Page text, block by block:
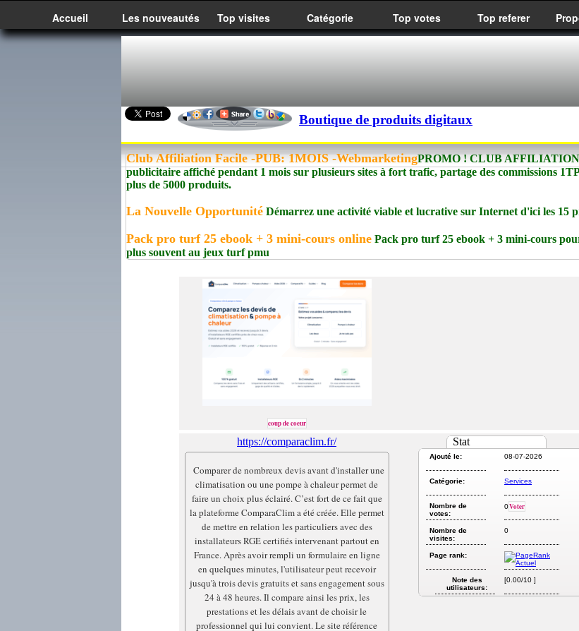
Accueil Les nouveautés Top visites Catégorie Top votes Top referer
Boutique de produits digitaux
Club Affiliation Facile -PUB: 1MOIS -WebmarketingPROMO ! CLUB
publicitaire affiché pendant 1 mois sur plusieurs sites à fort trafic, partage des commissions
plus de 5000 produits.
La Nouvelle Opportunité Démarrez une activité viable et lucrative sur Internet d'ici les 15
Pack pro turf 25 ebook + 3 mini-cours online Pack pro turf 25 ebook + 3 mini-cours
plus souvent au jeux turf pmu
coup de coeur
Stat
Ajouté le: 08-07-2026
Catégorie: Services
Nombre de
votes:
0Voter
Nombre de
visites:
0
Page rank:
Note des
utilisateurs:
[0.00/10 ]
https://comparaclim.fr/
Comparer de nombreux devis avant d'installer une
climatisation ou une pompe à chaleur permet de
faire un choix plus éclairé. C’est fort de ce fait que
la plateforme ComparaClim a été créée. Elle permet
de mettre en relation les particuliers avec des
installateurs RGE certifiés intervenant partout en
France. Après avoir rempli un formulaire en ligne
en quelques minutes, l'utilisateur peut recevoir
jusqu'à trois devis gratuits et sans engagement sous
24 à 48 heures. Il compare ainsi les prix, les
prestations et les délais avant de choisir le
professionnel qui lui convient. Le site référence